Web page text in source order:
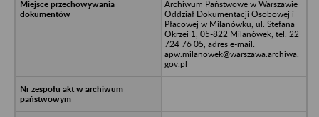
Archiwum Państwowe w Warszawie
Oddział Dokumentacji Osobowej i
Płacowej w Milanówku, ul. Stefana
Okrzei 1, 05-822 Milanówek, tel. 22
724 76 05, adres e-mail:
apw.milanowek@warszawa.archiwa.
gov.pl